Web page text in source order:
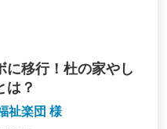
に移行！杜の家やし
は？
祉楽団 様